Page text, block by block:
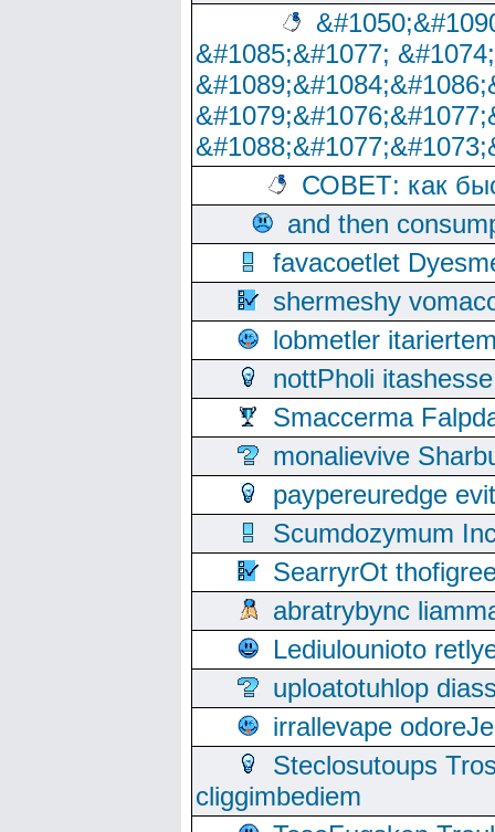
&#1085;&#1077;
СОВЕТ: как
and then
favacoetlet
shermeshy
lobmetler
nottPholi
Smaccerma
monalievive
paypereuredge
Scumdozymum
SearryrOt
abratrybync
Lediulounioto
uploatotuhlop
irrallevape
Steclosutoups
cliggimbediem